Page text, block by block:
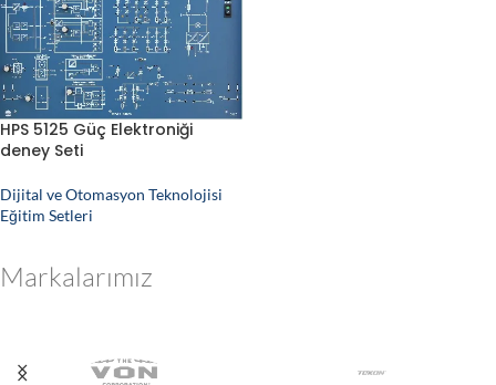
HPS 5125 Güç Elektroniği
deney Seti
Dijital ve Otomasyon Teknolojisi
Eğitim Setleri
Markalarımız